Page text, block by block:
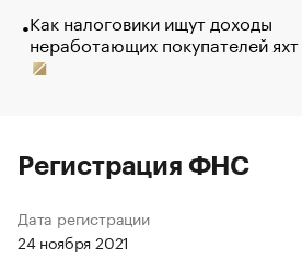
Как налоговики ищут доходы
неработающих покупателей
Регистрация ФНС
Дата регистрации
24 ноября 2021